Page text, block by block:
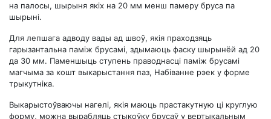
на палосы, шырыня якіх на 20 мм менш памеру бруса па
шырыні.
Для лепшага адводу вады ад швоў, якія праходзяць
гарызантальна паміж брусамі, здымаюць фаску шырынёй ад 20
да 30 мм. Паменшыць ступень праводнасці паміж брусамі
магчыма за кошт выкарыстання паз, Набіванне рэек у форме
трыкутніка.
Выкарыстоўваючы нагелі, якія маюць прастакутную ці круглую
форму, можна вырабляць стыкоўку брусаў у вертыкальным